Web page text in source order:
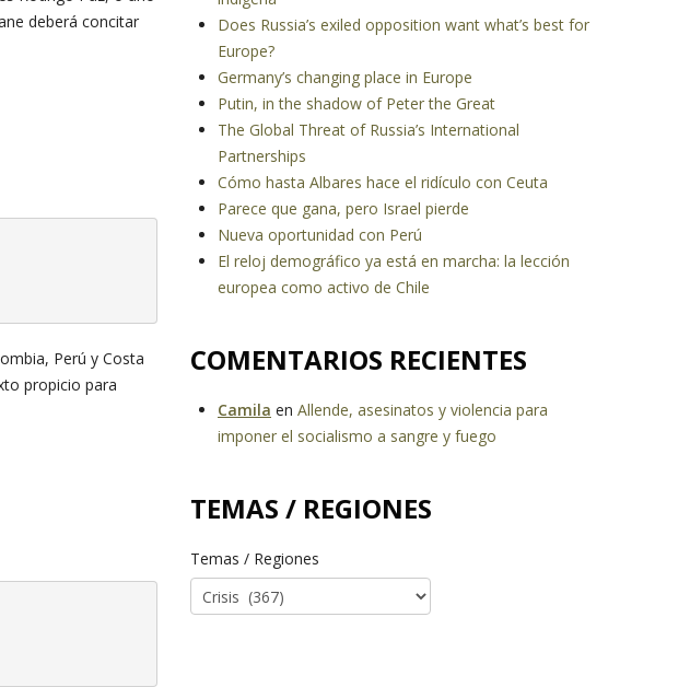
deberá concitar
Perú y Costa
propicio para
Does Russia’s exiled opposition want what’s best for
Europe?
Germany’s changing place in Europe
Putin, in the shadow of Peter the Great
The Global Threat of Russia’s International
Partnerships
Cómo hasta Albares hace el ridículo con Ceuta
Parece que gana, pero Israel pierde
Nueva oportunidad con Perú
El reloj demográfico ya está en marcha: la lección
europea como activo de Chile
COMENTARIOS RECIENTES
Camila en Allende, asesinatos y violencia para
imponer el socialismo a sangre y fuego
TEMAS / REGIONES
Temas / Regiones